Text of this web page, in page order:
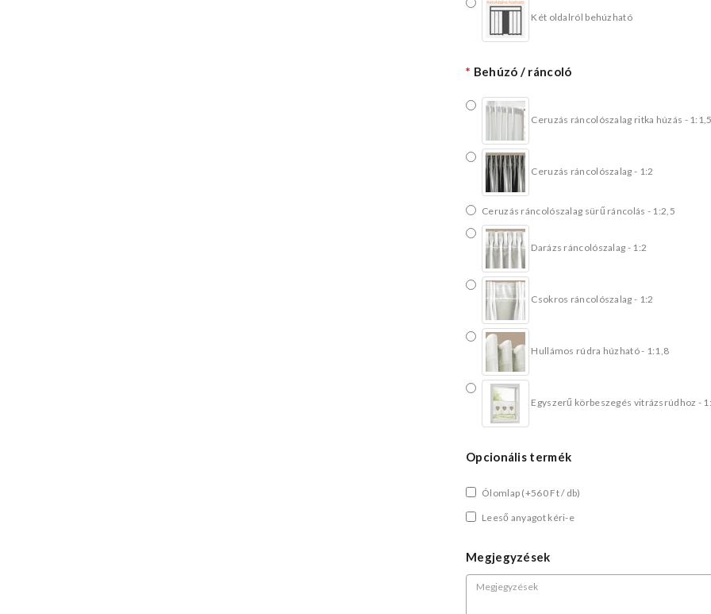
Két oldalról behúzható
Behúzó / ráncoló
Ceruzás ráncolószalag ritka húzás - 1:1,5
Ceruzás ráncolószalag - 1:2
Ceruzás ráncolószalag sürű ráncolás - 1:2,5
Darázs ráncolószalag - 1:2
Csokros ráncolószalag - 1:2
Hullámos rúdra húzható - 1:1,8
Egyszerű körbeszegés vitrázsrúdhoz -
Opcionális termék
Ólomlap (+560 Ft / db)
Leeső anyagot kéri-e
Megjegyzések